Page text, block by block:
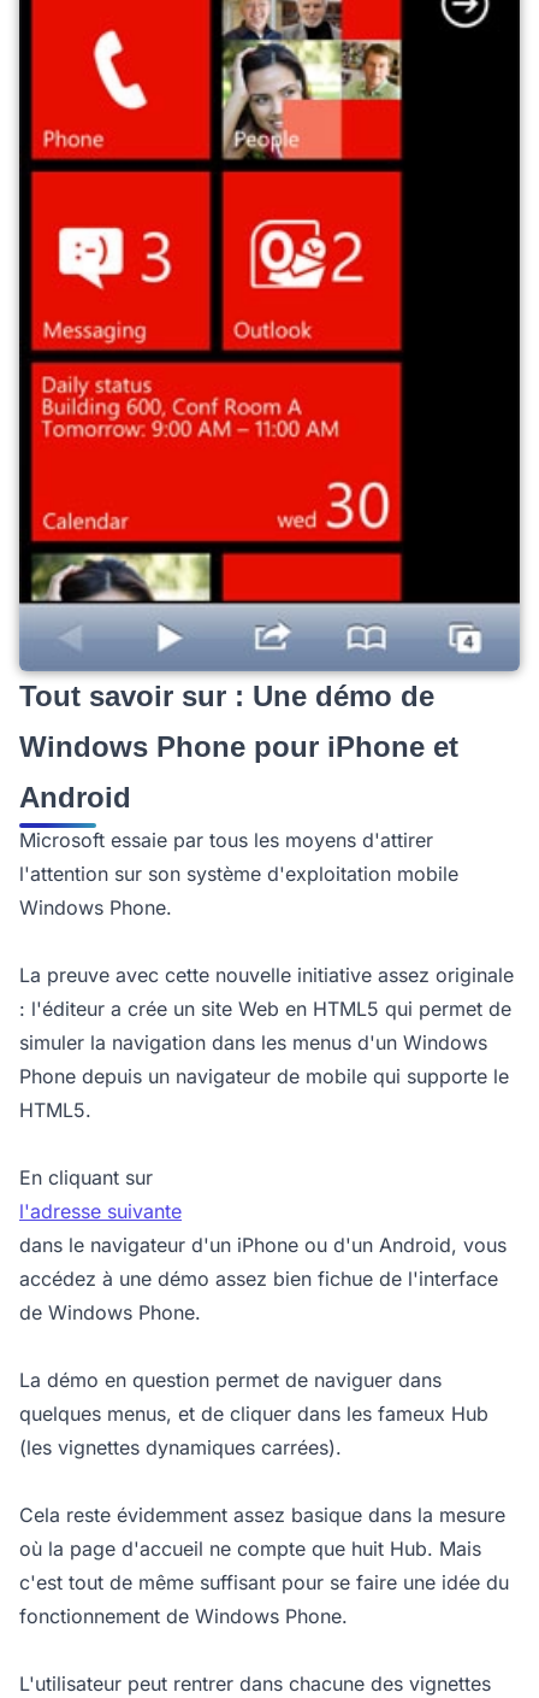
Tout savoir sur : Une démo de
Windows Phone pour iPhone et
Android
Microsoft essaie par tous les moyens d'attirer
l'attention sur son système d'exploitation mobile
Windows Phone.
La preuve avec cette nouvelle initiative assez originale
: l'éditeur a crée un site Web en HTML5 qui permet de
simuler la navigation dans les menus d'un Windows
Phone depuis un navigateur de mobile qui supporte le
HTML5.
En cliquant sur
l'adresse suivante
dans le navigateur d'un iPhone ou d'un Android, vous
accédez à une démo assez bien fichue de l'interface
de Windows Phone.
La démo en question permet de naviguer dans
quelques menus, et de cliquer dans les fameux Hub
(les vignettes dynamiques carrées).
Cela reste évidemment assez basique dans la mesure
où la page d'accueil ne compte que huit Hub. Mais
c'est tout de même suffisant pour se faire une idée du
fonctionnement de Windows Phone.
L'utilisateur peut rentrer dans chacune des vignettes